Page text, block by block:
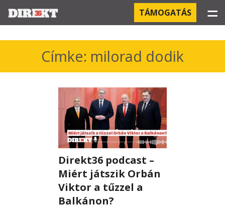
PROJEKTEK
KÓRHÁZI FERTŐZÉSEK
ORBÁN ÉS A GAZDASÁG
OROSZ KAPCSOLATOK
PEGASUS-MEGFIGYELÉSEK
AZ ORBÁN CSALÁD ÜZLETEI
TÁMOGATÁS ☰
Címke: milorad dodik
Direkt36 podcast –
Miért játszik Orbán
Viktor a tűzzel a
Balkánon?